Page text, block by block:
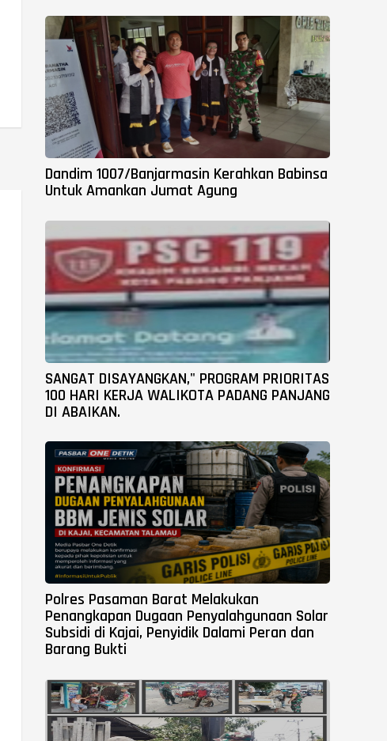
Dandim 1007/Banjarmasin Kerahkan Babinsa
Untuk Amankan Jumat Agung
SANGAT DISAYANGKAN," PROGRAM PRIORITAS
100 HARI KERJA WALIKOTA PADANG PANJANG
DI ABAIKAN.
Polres Pasaman Barat Melakukan
Penangkapan Dugaan Penyalahgunaan Solar
Subsidi di Kajai, Penyidik Dalami Peran dan
Barang Bukti